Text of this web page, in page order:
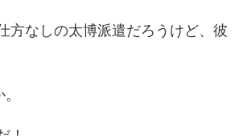
方なしの太博派遣だろうけど、彼